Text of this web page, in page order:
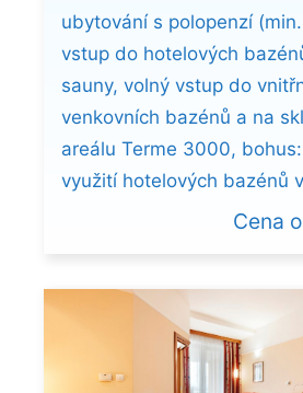
ubytování s polopenzí
vstup do hotelových
sauny, volný vstup do
venkovních bazénů a na
areálu Terme 3000,
využití hotelových bazénů
Cena